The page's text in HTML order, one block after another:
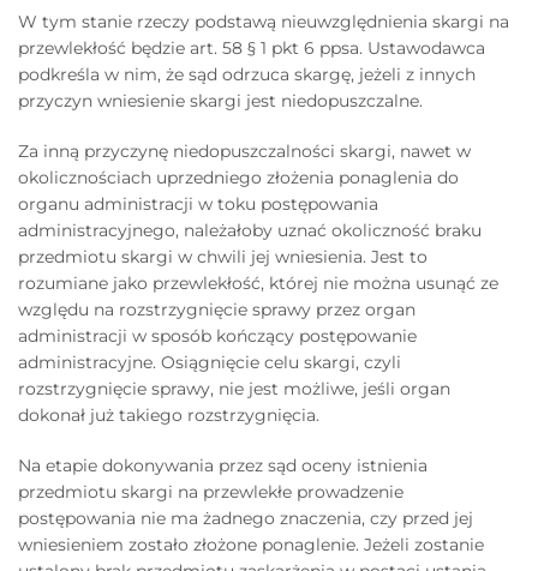
W tym stanie rzeczy podstawą nieuwzględnienia skargi na
przewlekłość będzie art. 58 § 1 pkt 6 ppsa. Ustawodawca
podkreśla w nim, że sąd odrzuca skargę, jeżeli z innych
przyczyn wniesienie skargi jest niedopuszczalne.
Za inną przyczynę niedopuszczalności skargi, nawet w
okolicznościach uprzedniego złożenia ponaglenia do
organu administracji w toku postępowania
administracyjnego, należałoby uznać okoliczność braku
przedmiotu skargi w chwili jej wniesienia. Jest to
rozumiane jako przewlekłość, której nie można usunąć ze
względu na rozstrzygnięcie sprawy przez organ
administracji w sposób kończący postępowanie
administracyjne. Osiągnięcie celu skargi, czyli
rozstrzygnięcie sprawy, nie jest możliwe, jeśli organ
dokonał już takiego rozstrzygnięcia.
Na etapie dokonywania przez sąd oceny istnienia
przedmiotu skargi na przewlekłe prowadzenie
postępowania nie ma żadnego znaczenia, czy przed jej
wniesieniem zostało złożone ponaglenie. Jeżeli zostanie